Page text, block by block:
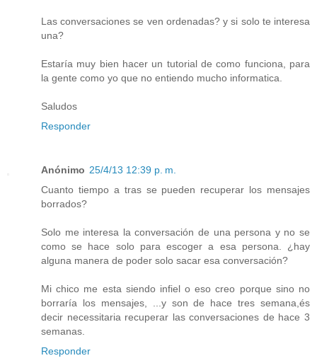
Las conversaciones se ven ordenadas? y si solo te interesa
una?
Estaría muy bien hacer un tutorial de como funciona, para
la gente como yo que no entiendo mucho informatica.
Saludos
Responder
Anónimo 25/4/13 12:39 p. m.
Cuanto tiempo a tras se pueden recuperar los mensajes
borrados?
Solo me interesa la conversación de una persona y no se
como se hace solo para escoger a esa persona. ¿hay
alguna manera de poder solo sacar esa conversación?
Mi chico me esta siendo infiel o eso creo porque sino no
borraría los mensajes, ...y son de hace tres semana,és
decir necessitaria recuperar las conversaciones de hace 3
semanas.
Responder